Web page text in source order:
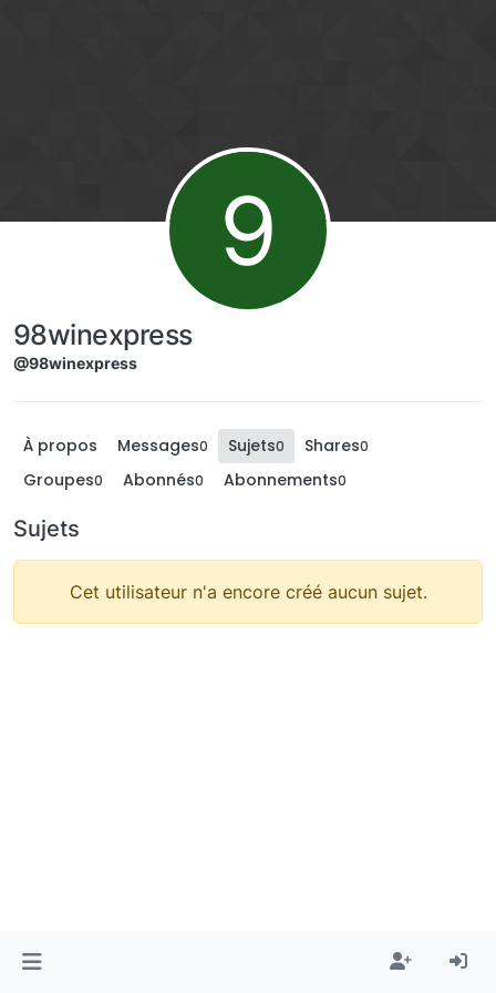
9
98winexpress
@98winexpress
À propos Messages0 Sujets0 Shares0
Groupes0 Abonnés0 Abonnements0
Sujets
Cet utilisateur n'a encore créé aucun sujet.